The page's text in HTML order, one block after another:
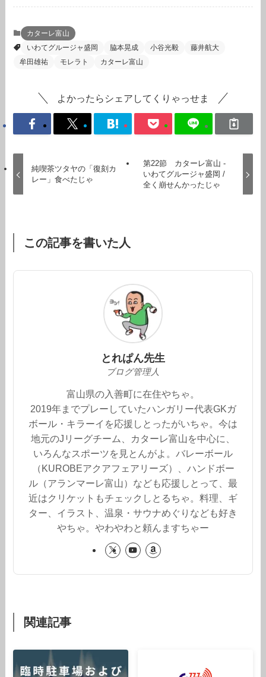
カターレ富山
いわてグルージャ盛岡
脇本晃成 小谷光毅
藤井航大
牟田雄祐
モレラト カターレ富山
よかったらシェアしてくりゃっせま
純喫茶ツタヤの「復刻カ
レー」食べたじゃ
第22節 カターレ富山 -
いわてグルージャ盛岡 /
全く崩せんかったじゃ
この記事を書いた人
とれぱん先生
ブログ管理人
富山県の入善町に在住やちゃ。
2019年までプレーしていたハンガリー代表GKガ
ボール・キラーイを応援しとったがいちゃ。今は
地元のJリーグチーム、カターレ富山を中心に、
いろんなスポーツを見とんがよ。バレーボール
（KUROBEアクアフェアリーズ）、ハンドボー
ル（アランマーレ富山）なども応援しとって、最
近はクリケットもチェックしとるちゃ。料理、ギ
ター、イラスト、温泉・サウナめぐりなども好き
やちゃ。やわやわと頼んますちゃー
関連記事